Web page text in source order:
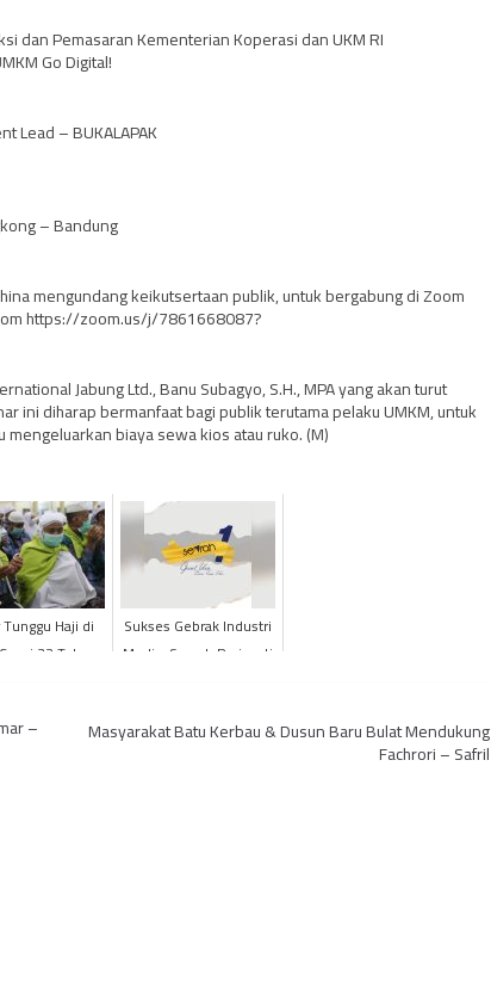
dan Pemasaran Kementerian Koperasi dan UKM RI
Go Digital!
Lead – BUKALAPAK
– Bandung
mengundang keikutsertaan publik, untuk bergabung di Zoom
https://zoom.us/j/7861668087?
Jabung Ltd., Banu Subagyo, S.H., MPA yang akan turut
ini diharap bermanfaat bagi publik terutama pelaku UMKM, untuk
biaya sewa kios atau ruko. (M)
Haji di
32 Tahun
Sukses Gebrak Industri
Media, Searah Peringati
– Masyarakat Batu Kerbau & Dusun Baru Bulat Mendukung
Fachrori – Safril